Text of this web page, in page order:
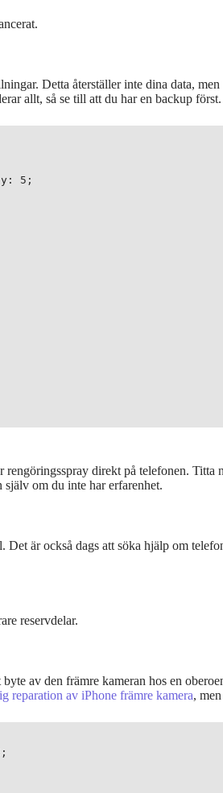
Detta återställer inte dina data,
allt, så se till att du har en backup först.
5;
direkt på telefonen. Titta
om du inte har erfarenhet.
är också dags att söka hjälp om
reservdelar.
av den främre kameran hos en
reparation av iPhone främre kamera,